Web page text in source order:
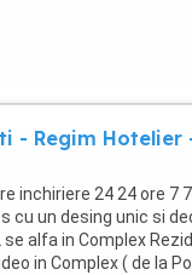
- Regim Hotelier
inchiriere 24 24 ore 7 7
cu un desing unic si
alfa in Complex
in Complex ( de la